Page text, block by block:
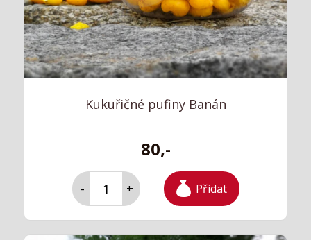
Kukuřičné pufiny Banán
80,-
- + Přidat